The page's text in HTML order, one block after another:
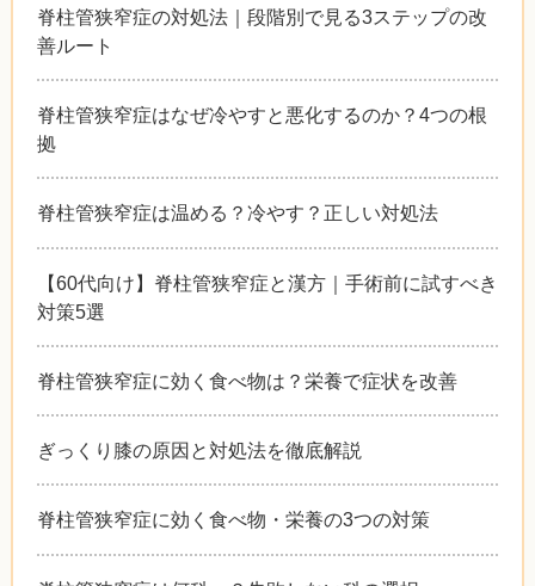
脊柱管狭窄症の対処法｜段階別で見る3ステップの改
善ルート
脊柱管狭窄症はなぜ冷やすと悪化するのか？4つの根
拠
脊柱管狭窄症は温める？冷やす？正しい対処法
【60代向け】脊柱管狭窄症と漢方｜手術前に試すべき
対策5選
脊柱管狭窄症に効く食べ物は？栄養で症状を改善
ぎっくり膝の原因と対処法を徹底解説
脊柱管狭窄症に効く食べ物・栄養の3つの対策